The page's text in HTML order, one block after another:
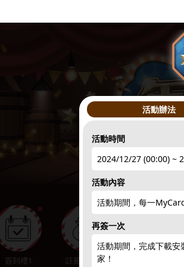
●
簽到禮1 註冊領點數
活動辦法
活動時間
2024/12/27 (00:00) ~
活動內容
活動期間，每一
再簽一次
活動期間，完成下載安
家！